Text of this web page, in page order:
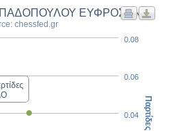
ΕΥΦΡΟΣΥΝΗ
chessfed.gr
0.04
0.06
0.08
Παρτίδες